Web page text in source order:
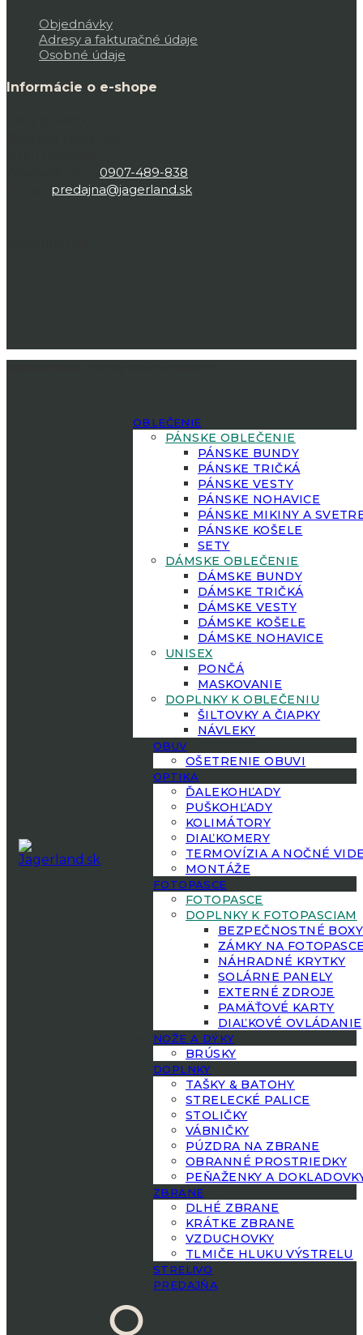
Objednávky
Adresy a fakturačné údaje
Osobné údaje
Informácie o e-shope
0907-489-838
predajna@jagerland.sk
OBLEČENIE
PÁNSKE OBLEČENIE
PÁNSKE BUNDY
PÁNSKE TRIČKÁ
PÁNSKE VESTY
PÁNSKE NOHAVICE
PÁNSKE MIKINY A
PÁNSKE KOŠELE
SETY
DÁMSKE OBLEČENIE
DÁMSKE BUNDY
DÁMSKE TRIČKÁ
DÁMSKE VESTY
DÁMSKE KOŠELE
DÁMSKE NOHAVICE
UNISEX
PONČÁ
MASKOVANIE
DOPLNKY K OBLEČENIU
ŠILTOVKY A ČIAPKY
NÁVLEKY
OBUV
OŠETRENIE OBUVI
OPTIKA
ĎALEKOHĽADY
PUŠKOHĽADY
KOLIMÁTORY
DIAĽKOMERY
TERMOVÍZIA A NOČNÉ
MONTÁŽE
FOTOPASCE
FOTOPASCE
DOPLNKY K FOTOPASCIAM
BEZPEČNOSTNÉ BOXY
ZÁMKY NA
NÁHRADNÉ KRYTKY
SOLÁRNE PANELY
EXTERNÉ ZDROJE
PAMÄŤOVÉ KARTY
DIAĽKOVÉ OVLÁDANIE
NOŽE A DÝKY
BRÚSKY
DOPLNKY
TAŠKY & BATOHY
STRELECKÉ PALICE
STOLIČKY
VÁBNIČKY
PÚZDRA NA ZBRANE
OBRANNÉ PROSTRIEDKY
PEŇAŽENKY A
ZBRANE
DLHÉ ZBRANE
KRÁTKE ZBRANE
VZDUCHOVKY
TLMIČE HLUKU VÝSTRELU
STRELIVO
PREDAJŇA